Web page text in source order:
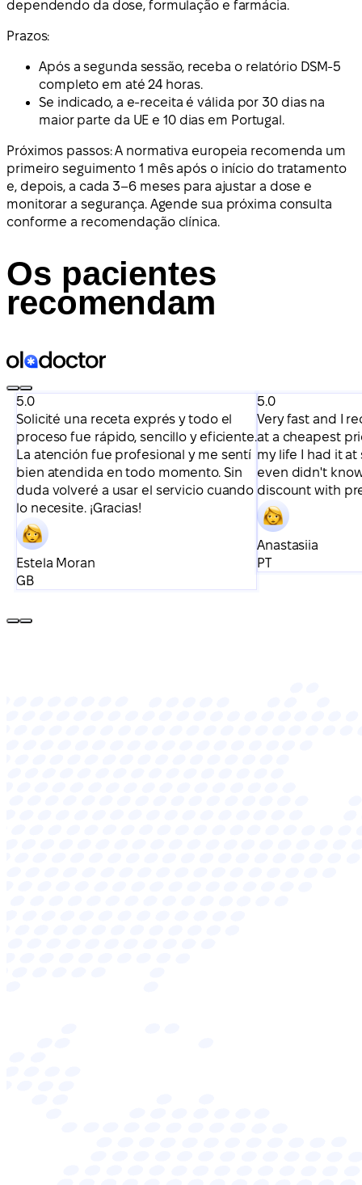
dependendo da dose, formulação e farmácia.
Prazos:
Após a segunda sessão, receba o relatório DSM-5
completo em até 24 horas.
Se indicado, a e-receita é válida por 30 dias na
maior parte da UE e 10 dias em Portugal.
Próximos passos: A normativa europeia recomenda um
primeiro seguimento 1 mês após o início do tratamento
e, depois, a cada 3–6 meses para ajustar a dose e
monitorar a segurança. Agende sua próxima consulta
conforme a recomendação clínica.
Os pacientes
recomendam
5.0
Solicité una receta exprés y todo el
proceso fue rápido, sencillo y eficiente.
La atención fue profesional y me sentí
bien atendida en todo momento. Sin
duda volveré a usar el servicio cuando
lo necesite. ¡Gracias!
Estela Moran
GB
5.0
Very fast and I
at a cheapest
my life I had it at
even didn't
discount with
Anastasiia
PT